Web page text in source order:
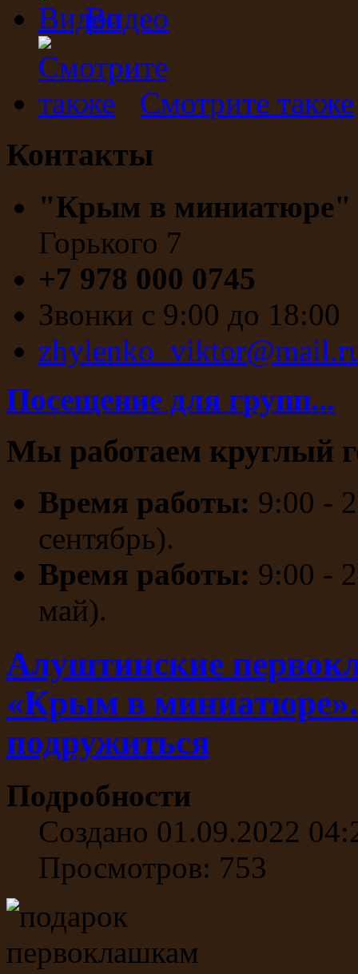
Видео
Смотрите также
Контакты
"Крым в
Горького 7
+7 978 000 0745
Звонки с 9:00 до 18:00
Посещение для групп...
Мы работаем круглый
Время работы: 9:00 -
сентябрь).
Время работы: 9:00 -
май).
Алуштинские
«Крым в
подружиться
Подробности
Создано 01.09.2022
Просмотров: 753